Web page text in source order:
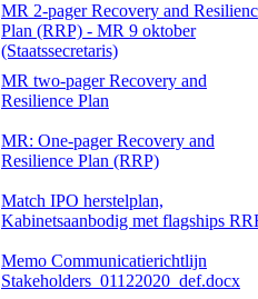
MR 2-pager Recovery and
Plan (RRP) - MR 9 oktober
(Staatssecretaris)
MR two-pager Recovery and
Resilience Plan
MR: One-pager Recovery and
Resilience Plan (RRP)
Match IPO herstelplan,
Kabinetsaanbodig met flagships
Memo Communicatierichtlijn
Stakeholders_01122020_def.docx